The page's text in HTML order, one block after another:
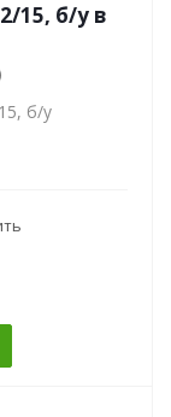
15, б/у в
б/у